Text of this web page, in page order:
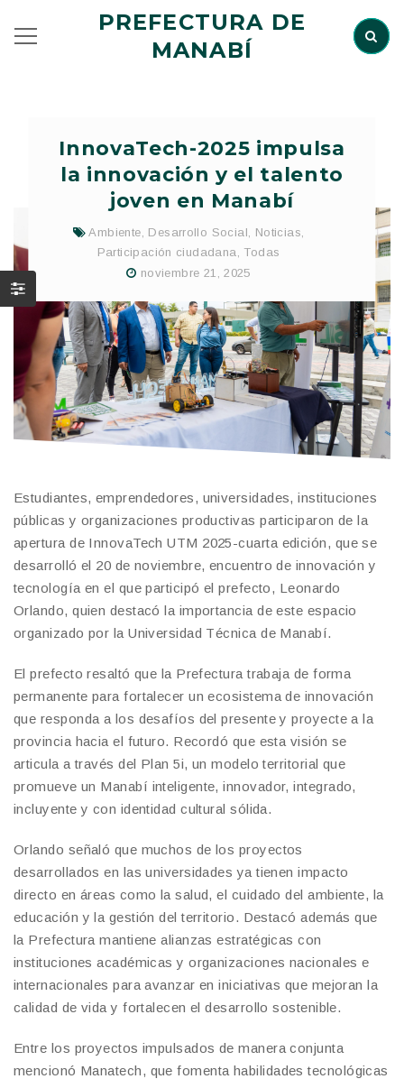
PREFECTURA DE
MANABÍ
InnovaTech-2025 impulsa
la innovación y el talento
joven en Manabí
Ambiente, Desarrollo Social, Noticias,
Participación ciudadana, Todas
noviembre 21, 2025
Estudiantes, emprendedores, universidades, instituciones
públicas y organizaciones productivas participaron de la
apertura de InnovaTech UTM 2025-cuarta edición, que se
desarrolló el 20 de noviembre, encuentro de innovación y
tecnología en el que participó el prefecto, Leonardo
Orlando, quien destacó la importancia de este espacio
organizado por la Universidad Técnica de Manabí.
El prefecto resaltó que la Prefectura trabaja de forma
permanente para fortalecer un ecosistema de innovación
que responda a los desafíos del presente y proyecte a la
provincia hacia el futuro. Recordó que esta visión se
articula a través del Plan 5i, un modelo territorial que
promueve un Manabí inteligente, innovador, integrado,
incluyente y con identidad cultural sólida.
Orlando señaló que muchos de los proyectos
desarrollados en las universidades ya tienen impacto
directo en áreas como la salud, el cuidado del ambiente, la
educación y la gestión del territorio. Destacó además que
la Prefectura mantiene alianzas estratégicas con
instituciones académicas y organizaciones nacionales e
internacionales para avanzar en iniciativas que mejoran la
calidad de vida y fortalecen el desarrollo sostenible.
Entre los proyectos impulsados de manera conjunta
mencionó Manatech, que fomenta habilidades tecnológicas